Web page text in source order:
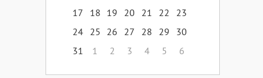
17
18 19 20 21 22
23
24 25 26 27 28 29
30
31
1 2 3 4 5 6